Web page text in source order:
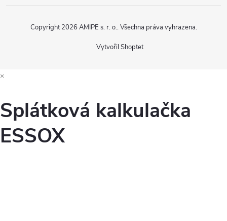
Vytvořil Shoptet
Copyright 2026 AMIPE s. r. o.. Všechna práva vyhrazena.
×
Splátková kalkulačka
ESSOX